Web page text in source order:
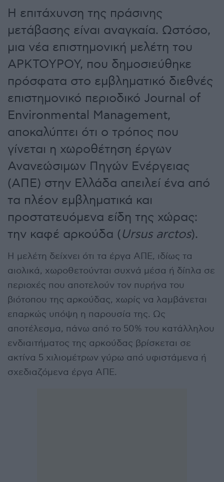
Η επιτάχυνση της πράσινης
μετάβασης είναι αναγκαία. Ωστόσο,
μια νέα επιστημονική μελέτη του
ΑΡΚΤΟΥΡΟΥ, που δημοσιεύθηκε
πρόσφατα στο εμβληματικό διεθνές
επιστημονικό περιοδικό Journal of
Environmental Management,
αποκαλύπτει ότι ο τρόπος που
γίνεται η χωροθέτηση έργων
Ανανεώσιμων Πηγών Ενέργειας
(ΑΠΕ) στην Ελλάδα απειλεί ένα από
τα πλέον εμβληματικά και
προστατευόμενα είδη της χώρας:
την καφέ αρκούδα (Ursus arctos).
Η μελέτη δείχνει ότι τα έργα ΑΠΕ, ιδίως τα
αιολικά, χωροθετούνται συχνά μέσα ή δίπλα σε
περιοχές που αποτελούν τον πυρήνα του
βιότοπου της αρκούδας, χωρίς να λαμβάνεται
επαρκώς υπόψη η παρουσία της. Ως
αποτέλεσμα, πάνω από το 50% του κατάλληλου
ενδιαιτήματος της αρκούδας βρίσκεται σε
ακτίνα 5 χιλιομέτρων γύρω από υφιστάμενα ή
σχεδιαζόμενα έργα ΑΠΕ.